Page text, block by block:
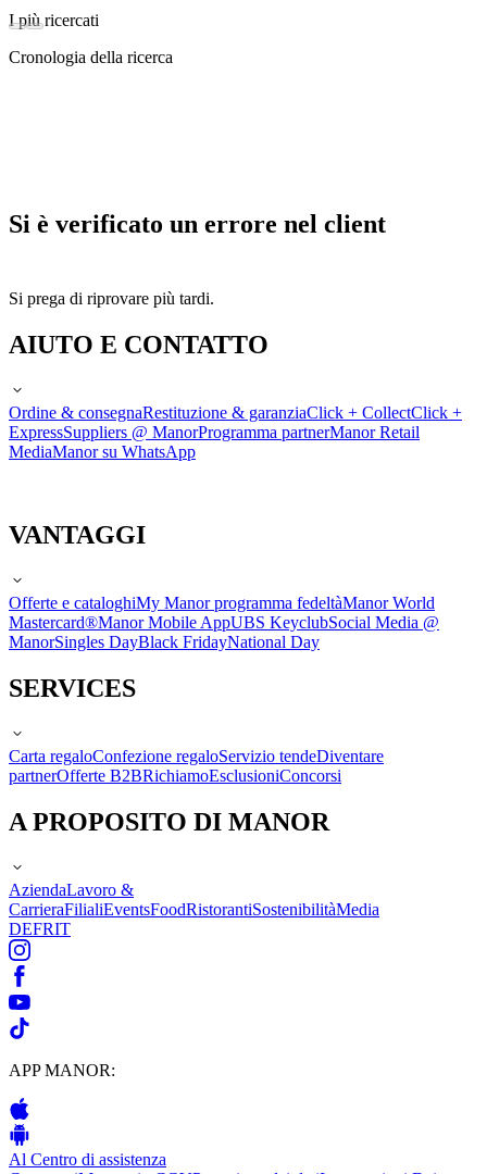
I più ricercati
Cronologia della ricerca
Si è verificato un errore nel client
Si prega di riprovare più tardi.
AIUTO E CONTATTO
Ordine & consegnaRestituzione & garanziaClick + CollectClick +
ExpressSuppliers @ ManorProgramma partnerManor Retail
MediaManor su WhatsApp
VANTAGGI
Offerte e cataloghiMy Manor programma fedeltàManor World
Mastercard®Manor Mobile AppUBS KeyclubSocial Media @
ManorSingles DayBlack FridayNational Day
SERVICES
Carta regaloConfezione regaloServizio tendeDiventare
partnerOfferte B2BRichiamoEsclusioniConcorsi
A PROPOSITO DI MANOR
AziendaLavoro &
CarrieraFilialiEventsFoodRistorantiSostenibilitàMedia
DEFRIT
APP MANOR:
Al Centro di assistenza